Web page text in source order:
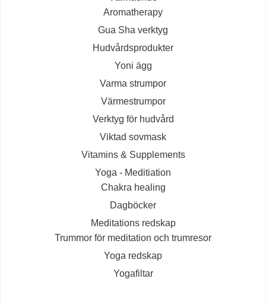
Aromatherapy
Gua Sha verktyg
Hudvårdsprodukter
Yoni ägg
Varma strumpor
Värmestrumpor
Verktyg för hudvård
Viktad sovmask
Vitamins & Supplements
Yoga - Meditiation
Chakra healing
Dagböcker
Meditations redskap
Trummor för meditation och trumresor
Yoga redskap
Yogafiltar